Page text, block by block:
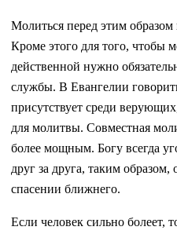
Молиться перед этим
Кроме этого для того, чтобы
действенной нужно
службы. В Евангелии
присутствует среди
для молитвы. Совместная
более мощным. Богу всегда
друг за друга, таким
спасении ближнего.
Если человек сильно болеет,